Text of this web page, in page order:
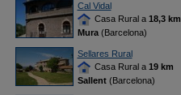
Cal Vidal
Casa Rural a 18,3 km
Mura(Barcelona)
Sellares Rural
Casa Rural a 19 km
Sallent(Barcelona)